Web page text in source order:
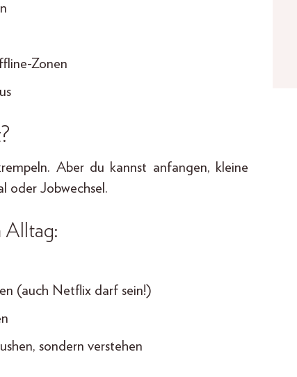
Zonen
Aber du kannst anfangen, kleine
oder Jobwechsel.
Alltag:
(auch Netflix darf sein!)
sondern verstehen